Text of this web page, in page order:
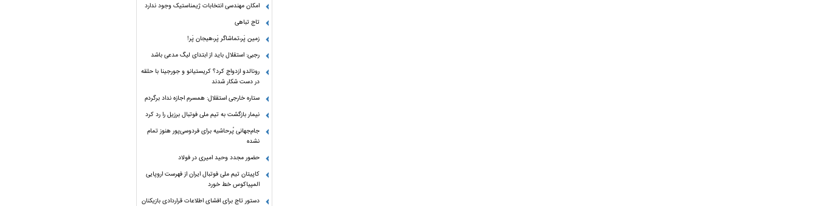
امکان مهندسی انتخابات ژیمناستیک وجود ندارد
تاج تباهی
زمین پَر،تماشاگر پَر،هیجان پَر!
رجبی: استقلال باید از ابتدای لیگ مدعی باشد
رونالدو ازدواج کرد؟ کریستیانو و جورجینا با حلقه
در دست شکار شدند
ستاره خارجی استقلال: همسرم اجازه نداد برگردم
نیمار بازگشت به تیم ملی فوتبال برزیل را رد کرد
جام‌جهانی پُرحاشیه برای فردوسی‌پور هنوز تمام
نشده
حضور مجدد وحید امیری در فولاد
کاپیتان تیم ملی فوتبال ایران از فهرست اروپایی
المپیاکوس خط خورد
دستور تاج برای افشای اطلاعات قراردادی بازیکنان